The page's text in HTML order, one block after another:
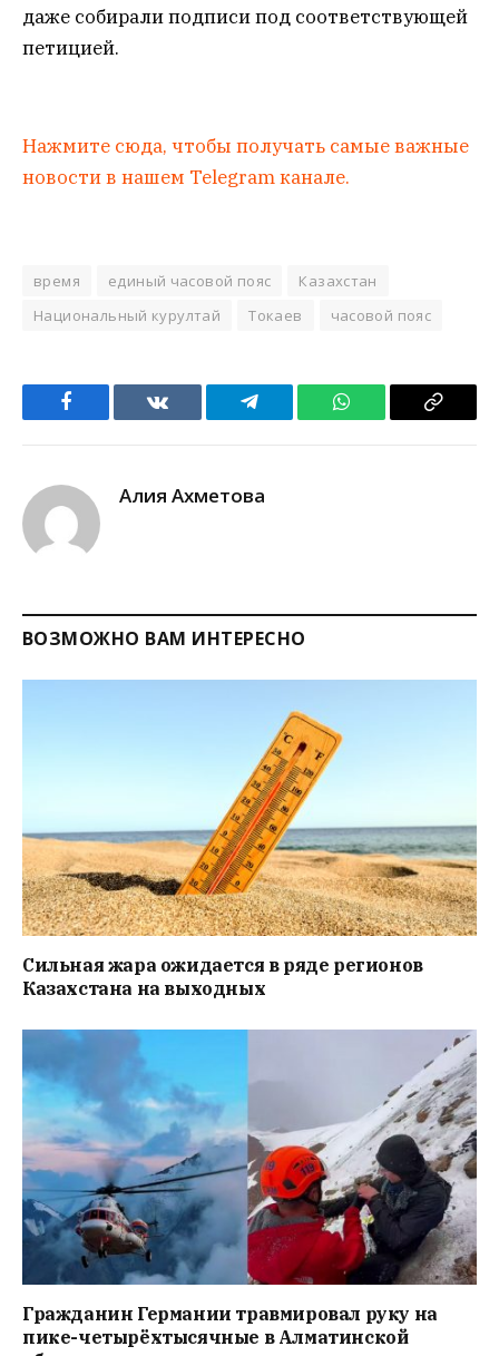
даже собирали подписи под соответствующей
петицией.
Нажмите сюда, чтобы получать самые важные
новости в нашем Telegram канале.
время единый часовой пояс
Казахстан
Национальный курултай
Токаев часовой пояс
Facebook VKontakteTelegram WhatsApp Copy
Алия Ахметова
ВОЗМОЖНО ВАМ ИНТЕРЕСНО
Сильная жара ожидается в ряде регионов
Казахстана на выходных
Гражданин Германии травмировал руку на
пике-четырёхтысячные в Алматинской